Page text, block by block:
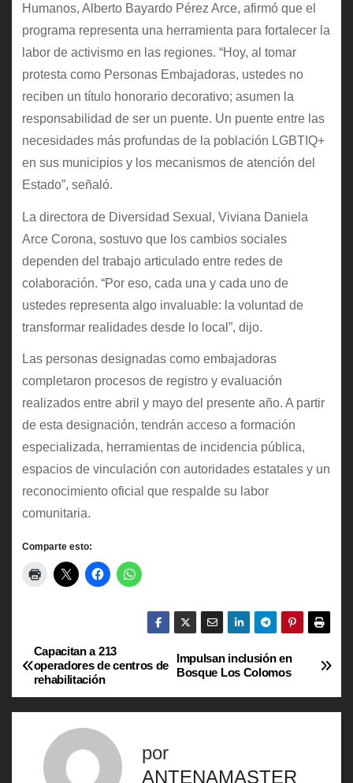
Humanos, Alberto Bayardo Pérez Arce, afirmó que el
programa representa una herramienta para fortalecer la
labor de activismo en las regiones. “Hoy, al tomar
protesta como Personas Embajadoras, ustedes no
reciben un título honorario decorativo; asumen la
responsabilidad de ser un puente. Un puente entre las
necesidades más profundas de la población LGBTIQ+
en sus municipios y los mecanismos de atención del
Estado”, señaló.
La directora de Diversidad Sexual, Viviana Daniela
Arce Corona, sostuvo que los cambios sociales
dependen del trabajo articulado entre redes de
colaboración. “Por eso, cada una y cada uno de
ustedes representa algo invaluable: la voluntad de
transformar realidades desde lo local”, dijo.
Las personas designadas como embajadoras
completaron procesos de registro y evaluación
realizados entre abril y mayo del presente año. A partir
de esta designación, tendrán acceso a formación
especializada, herramientas de incidencia pública,
espacios de vinculación con autoridades estatales y un
reconocimiento oficial que respalde su labor
comunitaria.
Comparte esto:
N
a
Impulsan inclusión en
Bosque Los Colomos
Capacitan a 213
operadores de centros de
rehabilitación
por
ANTENAMASTER